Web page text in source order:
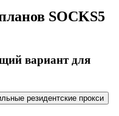
SOCKS5
вариант для
резидентские прокси